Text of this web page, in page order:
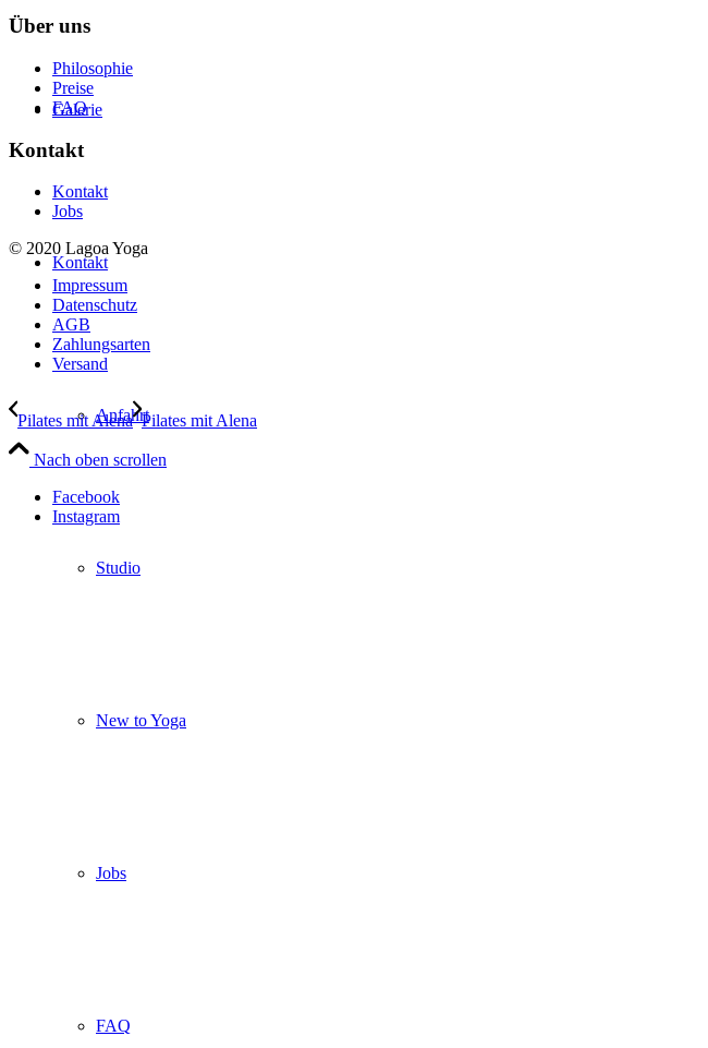
Galerie
Kontakt
Anfahrt
Studio
New to Yoga
Jobs
FAQ
Über uns
Philosophie
Preise
FAQ
Kontakt
Kontakt
Jobs
© 2020 Lagoa Yoga
Impressum
Datenschutz
AGB
Zahlungsarten
Versand
Pilates mit Alena Pilates mit Alena
Nach oben scrollen
Facebook
Instagram